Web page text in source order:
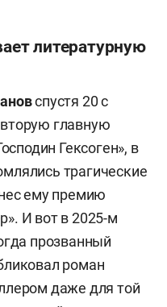
литературную
спустя 20 с
главную
Гексоген», в
трагические
ему премию
И вот в 2025-м
прозванный
роман
даже для той